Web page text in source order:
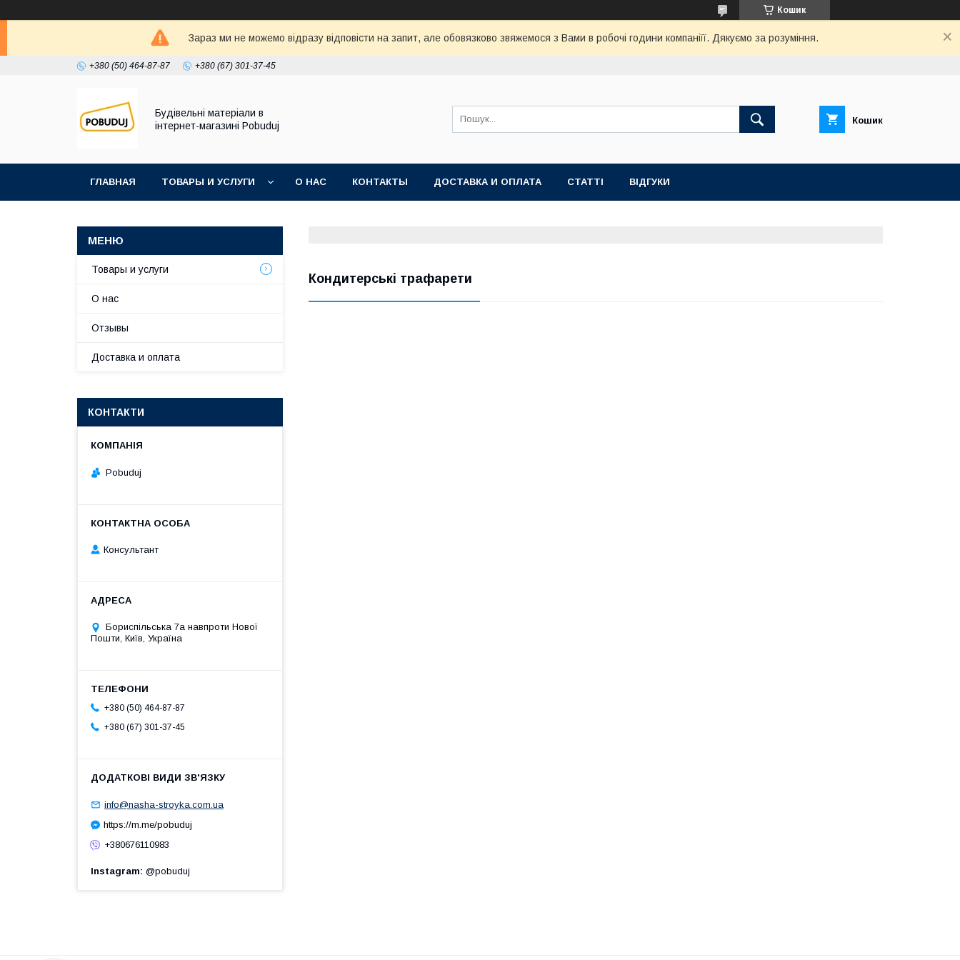
Кошик
Зараз ми не можемо відразу відповісти на запит, але обовязково звяжемося з Вами в робочі години компаніїї. Дякуємо за розуміння.
+380 (50) 464-87-87 +380 (67) 301-37-45
Будівельні матеріали в
інтернет-магазині Pobuduj
Кошик
ГЛАВНАЯ ТОВАРЫ И УСЛУГИ О НАС КОНТАКТЫ ДОСТАВКА И ОПЛАТА СТАТТІ ВІДГУКИ
Кондитерські трафарети
Товары и услуги
О нас
Отзывы
Доставка и оплата
КОНТАКТИ
Pobuduj
Консультант
Бориспільська 7а навпроти Нової
Пошти, Київ, Україна
+380 (50) 464-87-87
+380 (67) 301-37-45
info@nasha-stroyka.com.ua
https://m.me/pobuduj
+380676110983
Instagram @pobuduj